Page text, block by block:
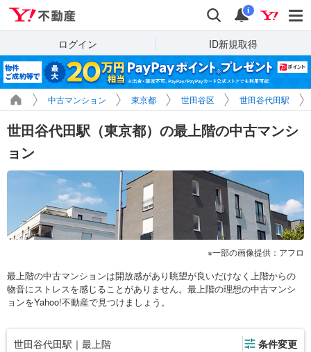
検索 通知
i
ログイン ID新規取得
中古マンション 東京都 世田谷区 世田谷代田駅
世田谷代田駅（東京都）の最上階の中古マンシ
ョン
一部の画像提供：アフロ
最上階の中古マンションは開放感があり眺望が良いだけなく上階からの
物音にストレスを感じることがありません。最上階の理想の中古マンシ
ョンをYahoo!不動産で見つけましょう。
世田谷代田駅｜最上階 条件変更